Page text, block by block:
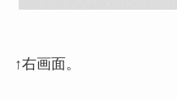
↑右画面。